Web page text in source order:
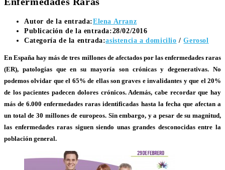
Autor de la entrada:Elena Arranz
Publicación de la entrada:28/02/2016
Categoría de la entrada:asistencia a domicilio / Gerosol
En España hay más de tres millones de afectados por las enfermedades raras
(ER), patologías que en su mayoría son crónicas y degenerativas. No
podemos olvidar que el 65% de ellas son graves e invalidantes y que el 20%
de los pacientes padecen dolores crónicos. Además, cabe recordar que hay
más de 6.000 enfermedades raras identificadas hasta la fecha que afectan a
un total de 30 millones de europeos. Sin embargo, y a pesar de su magnitud,
las enfermedades raras siguen siendo unas grandes desconocidas entre la
población general.